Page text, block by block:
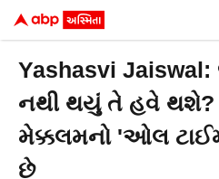
Yashasvi
નથી થયું તે હવે થશે?
મેક્કલમનો 'ઓલ
છે